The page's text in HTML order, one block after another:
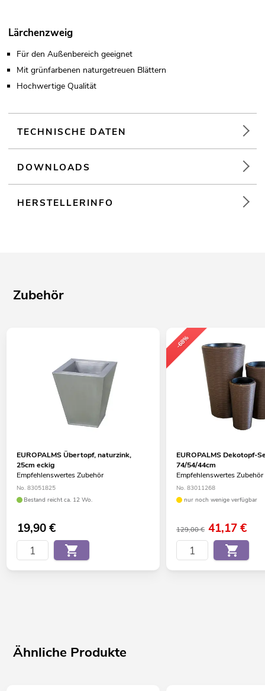
Lärchenzweig
Für den Außenbereich geeignet
Mit grünfarbenen naturgetreuen Blättern
Hochwertige Qualität
TECHNISCHE DATEN
DOWNLOADS
HERSTELLERINFO
Zubehör
EUROPALMS Übertopf, naturzink,
25cm eckig
Empfehlenswertes Zubehör
No. 83051825
Bestand reicht ca. 12 Wo.
19,90€
-68%
EUROPALMS Dekotopf-
74/54/44cm
Empfehlenswertes Zubehör
No. 83011268
nur noch wenige verfügbar
129,00 € 41,17€
Ähnliche Produkte